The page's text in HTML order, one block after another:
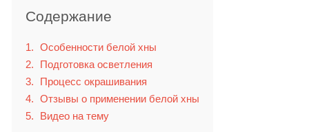
Содержание
1
Особенности белой хны
2
Подготовка осветления
3
Процесс окрашивания
4
Отзывы о применении белой хны
5
Видео на тему